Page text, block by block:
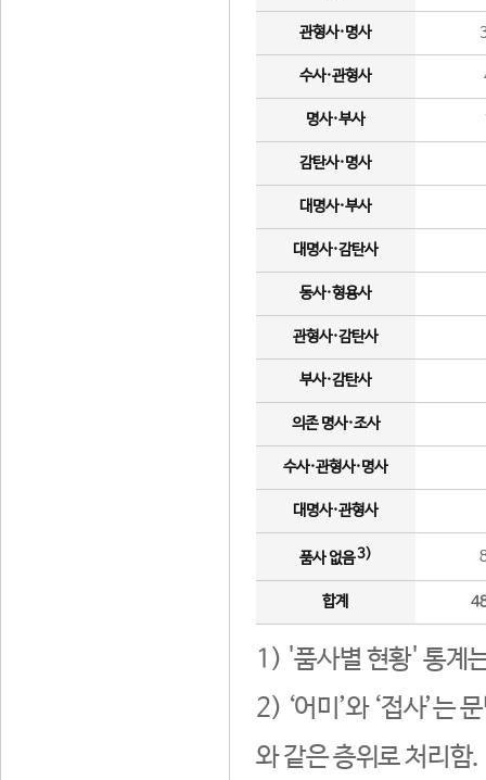
관형사·명사
수사·관형사
명사·부사
감탄사·명사
대명사·부사
대명사·감탄사
동사·형용사
관형사·감탄사
부사·감탄사
의존 명사·조사
수사·관형사·명사
대명사·관형사
품사 없음3)
합계
1) '품사별 현황' 통계
2) ‘어미’와 ‘접사’는
와 같은 층위로 처리함.